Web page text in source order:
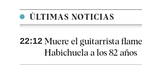
ÚLTIMAS NOTICIAS
22:12 Muere el guitarrista
Habichuela a los 82 años